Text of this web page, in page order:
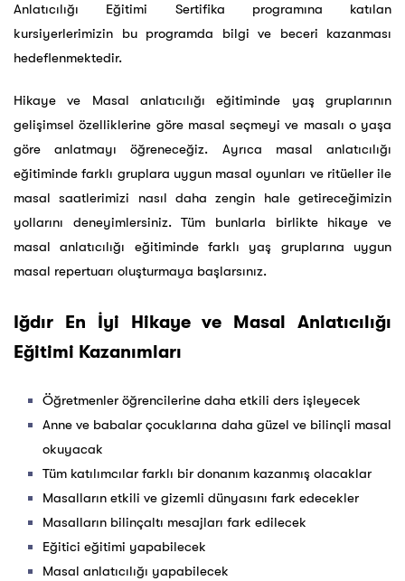
Anlatıcılığı Eğitimi Sertifika programına katılan
kursiyerlerimizin bu programda bilgi ve beceri kazanması
hedeflenmektedir.
Hikaye ve Masal anlatıcılığı eğitiminde yaş gruplarının
gelişimsel özelliklerine göre masal seçmeyi ve masalı o yaşa
göre anlatmayı öğreneceğiz. Ayrıca masal anlatıcılığı
eğitiminde farklı gruplara uygun masal oyunları ve ritüeller ile
masal saatlerimizi nasıl daha zengin hale getireceğimizin
yollarını deneyimlersiniz. Tüm bunlarla birlikte hikaye ve
masal anlatıcılığı eğitiminde farklı yaş gruplarına uygun
masal repertuarı oluşturmaya başlarsınız.
Iğdır En İyi Hikaye ve Masal Anlatıcılığı
Eğitimi Kazanımları
Öğretmenler öğrencilerine daha etkili ders işleyecek
Anne ve babalar çocuklarına daha güzel ve bilinçli masal
okuyacak
Tüm katılımcılar farklı bir donanım kazanmış olacaklar
Masalların etkili ve gizemli dünyasını fark edecekler
Masalların bilinçaltı mesajları fark edilecek
Eğitici eğitimi yapabilecek
Masal anlatıcılığı yapabilecek